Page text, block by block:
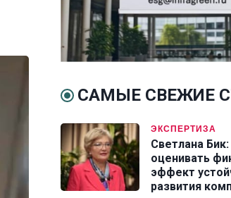
САМЫЕ СВЕЖИЕ
ЭКСПЕРТИЗА
Светлана Бик:
оценивать
эффект
развития